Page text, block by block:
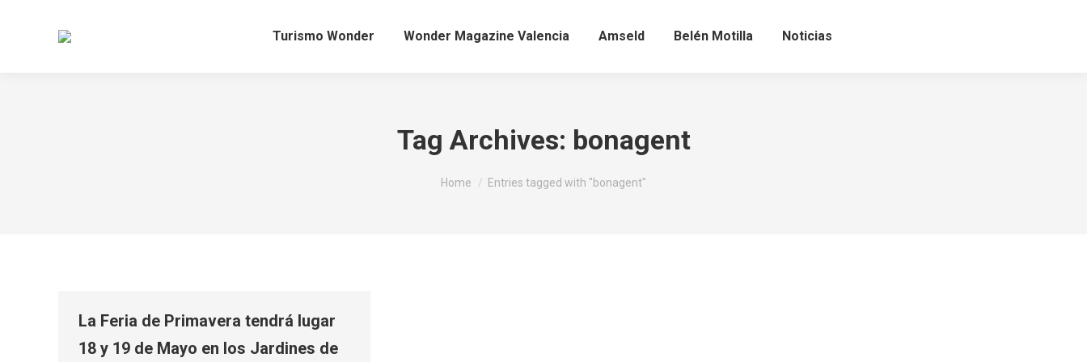
Turismo Wonder Wonder Magazine Valencia Amseld Belén Motilla Noticias
Tag Archives: bonagent
You are here:
Home Entries tagged with "bonagent"
La Feria de Primavera tendrá lugar
18 y 19 de Mayo en los Jardines de